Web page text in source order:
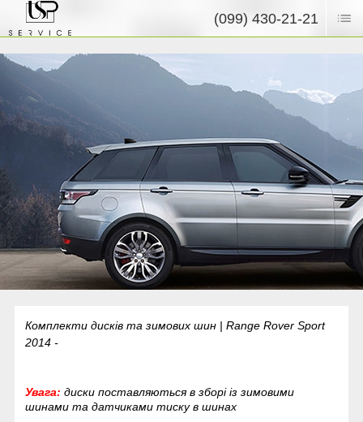
(099) 430-21-21
Комплекти дисків та зимових шин | Range Rover Sport
2014 -
Увага: диски поставляються в зборі із зимовими
шинами та датчиками тиску в шинах